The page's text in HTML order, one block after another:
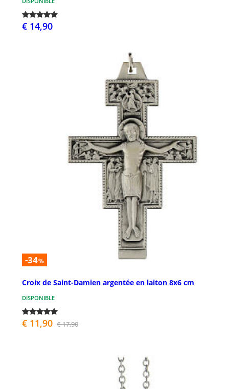
€ 14,90
-34%
Croix de Saint-Damien argentée en laiton 8x6 cm
DISPONIBLE
€ 11,90 € 17,90